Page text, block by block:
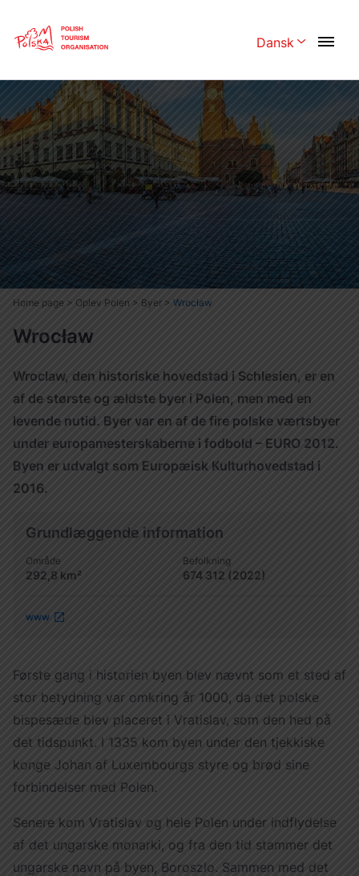
Dansk
Polski English
Česká 中国
Dansk Deutschland
Español Français
Italiano Magyar
Nederlands 日本語
Português Norsk
Suomi
Home page > Oplev Polen > Byer > Wrocław
Wrocław
Wroclaw, den historiske hovedstad i Schlesien, er en
af de største og ældste byer i Polen, men med en
levende nutid. Byer var en af de fire polske værtsbyer
under europamesterskaberne i fodbold – EURO 2012.
Byen er udvalgt som Europæisk Kulturhovedstad i
2016.
Grundlæggende information
Område
292,8 km²
Befolkning
674 312 (2022)
www
Første gang i historien byen blev nævnt som et sted af
stor betydning var omkring år 1000, da det polske
bispesæde blev placeret i Vratislav, som den hed på
det tidspunkt. I 1335 kom byen under den tjekkiske
konge Johan af Luxembourgs styre og brød sine
forbindelser med Polen.
Senere kom Vratislav og hele Polen under indflydelse
af det ungarske monarki, og fra den tid stammer det
ungarske navn på byen, Boroszlo. Sammen med det